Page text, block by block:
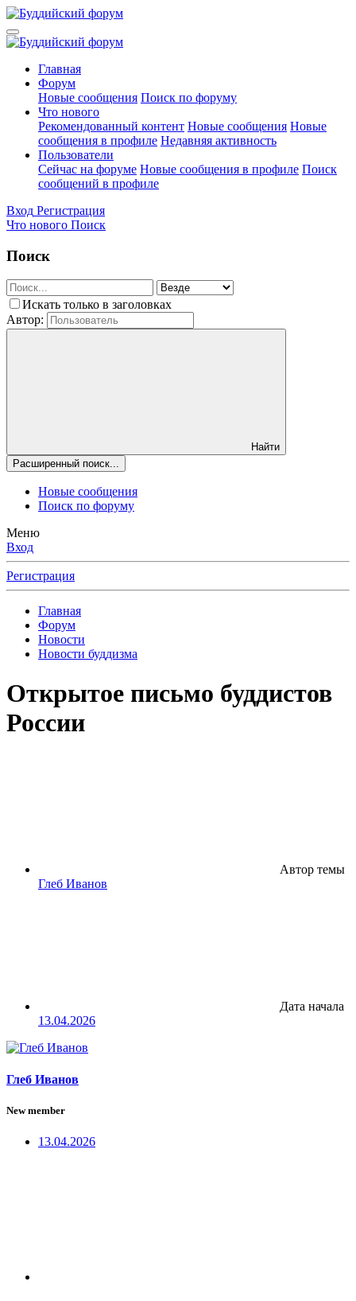
Главная
Форум
Новые сообщения Поиск по форуму
Что нового
Рекомендованный контент Новые сообщения Новые
сообщения в профиле Недавняя активность
Пользователи
Сейчас на форуме Новые сообщения в профиле Поиск
сообщений в профиле
Вход Регистрация
Что нового Поиск
Поиск
Искать только в заголовках
Автор:
Найти
Расширенный поиск...
Новые сообщения
Поиск по форуму
Меню
Вход
Регистрация
Главная
Форум
Новости
Новости буддизма
Открытое письмо буддистов
России
Автор темы
Глеб Иванов
Дата начала
13.04.2026
Глеб Иванов
New member
13.04.2026